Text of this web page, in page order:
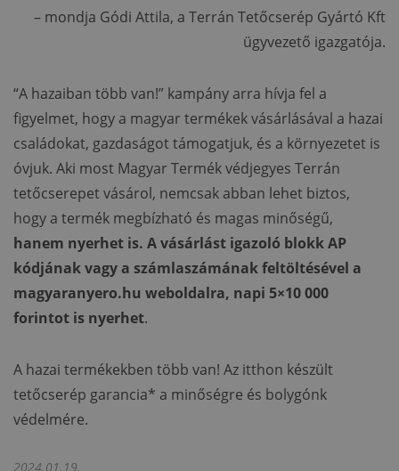
– mondja Gódi Attila, a Terrán Tetőcserép Gyártó Kft
ügyvezető igazgatója.
“A hazaiban több van!” kampány arra hívja fel a
figyelmet, hogy a magyar termékek vásárlásával a hazai
családokat, gazdaságot támogatjuk, és a környezetet is
óvjuk. Aki most Magyar Termék védjegyes Terrán
tetőcserepet vásárol, nemcsak abban lehet biztos,
hogy a termék megbízható és magas minőségű,
hanem nyerhet is. A vásárlást igazoló blokk AP
kódjának vagy a számlaszámának feltöltésével a
magyaranyero.hu weboldalra, napi 5×10 000
forintot is nyerhet.
A hazai termékekben több van! Az itthon készült
tetőcserép garancia* a minőségre és bolygónk
védelmére.
2024.01.19.